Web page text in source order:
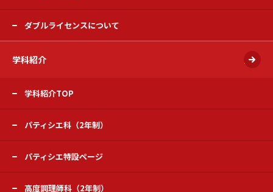
ダブルライセンスについて
学科紹介 開く
学科紹介TOP
パティシエ科（2年制）
パティシエ特設ページ
高度調理師科（2年制）